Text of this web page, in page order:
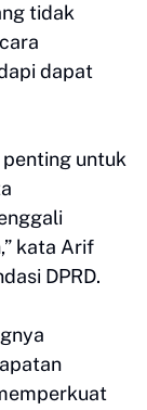
tidak
dapat
untuk
kata Arif
DPRD.